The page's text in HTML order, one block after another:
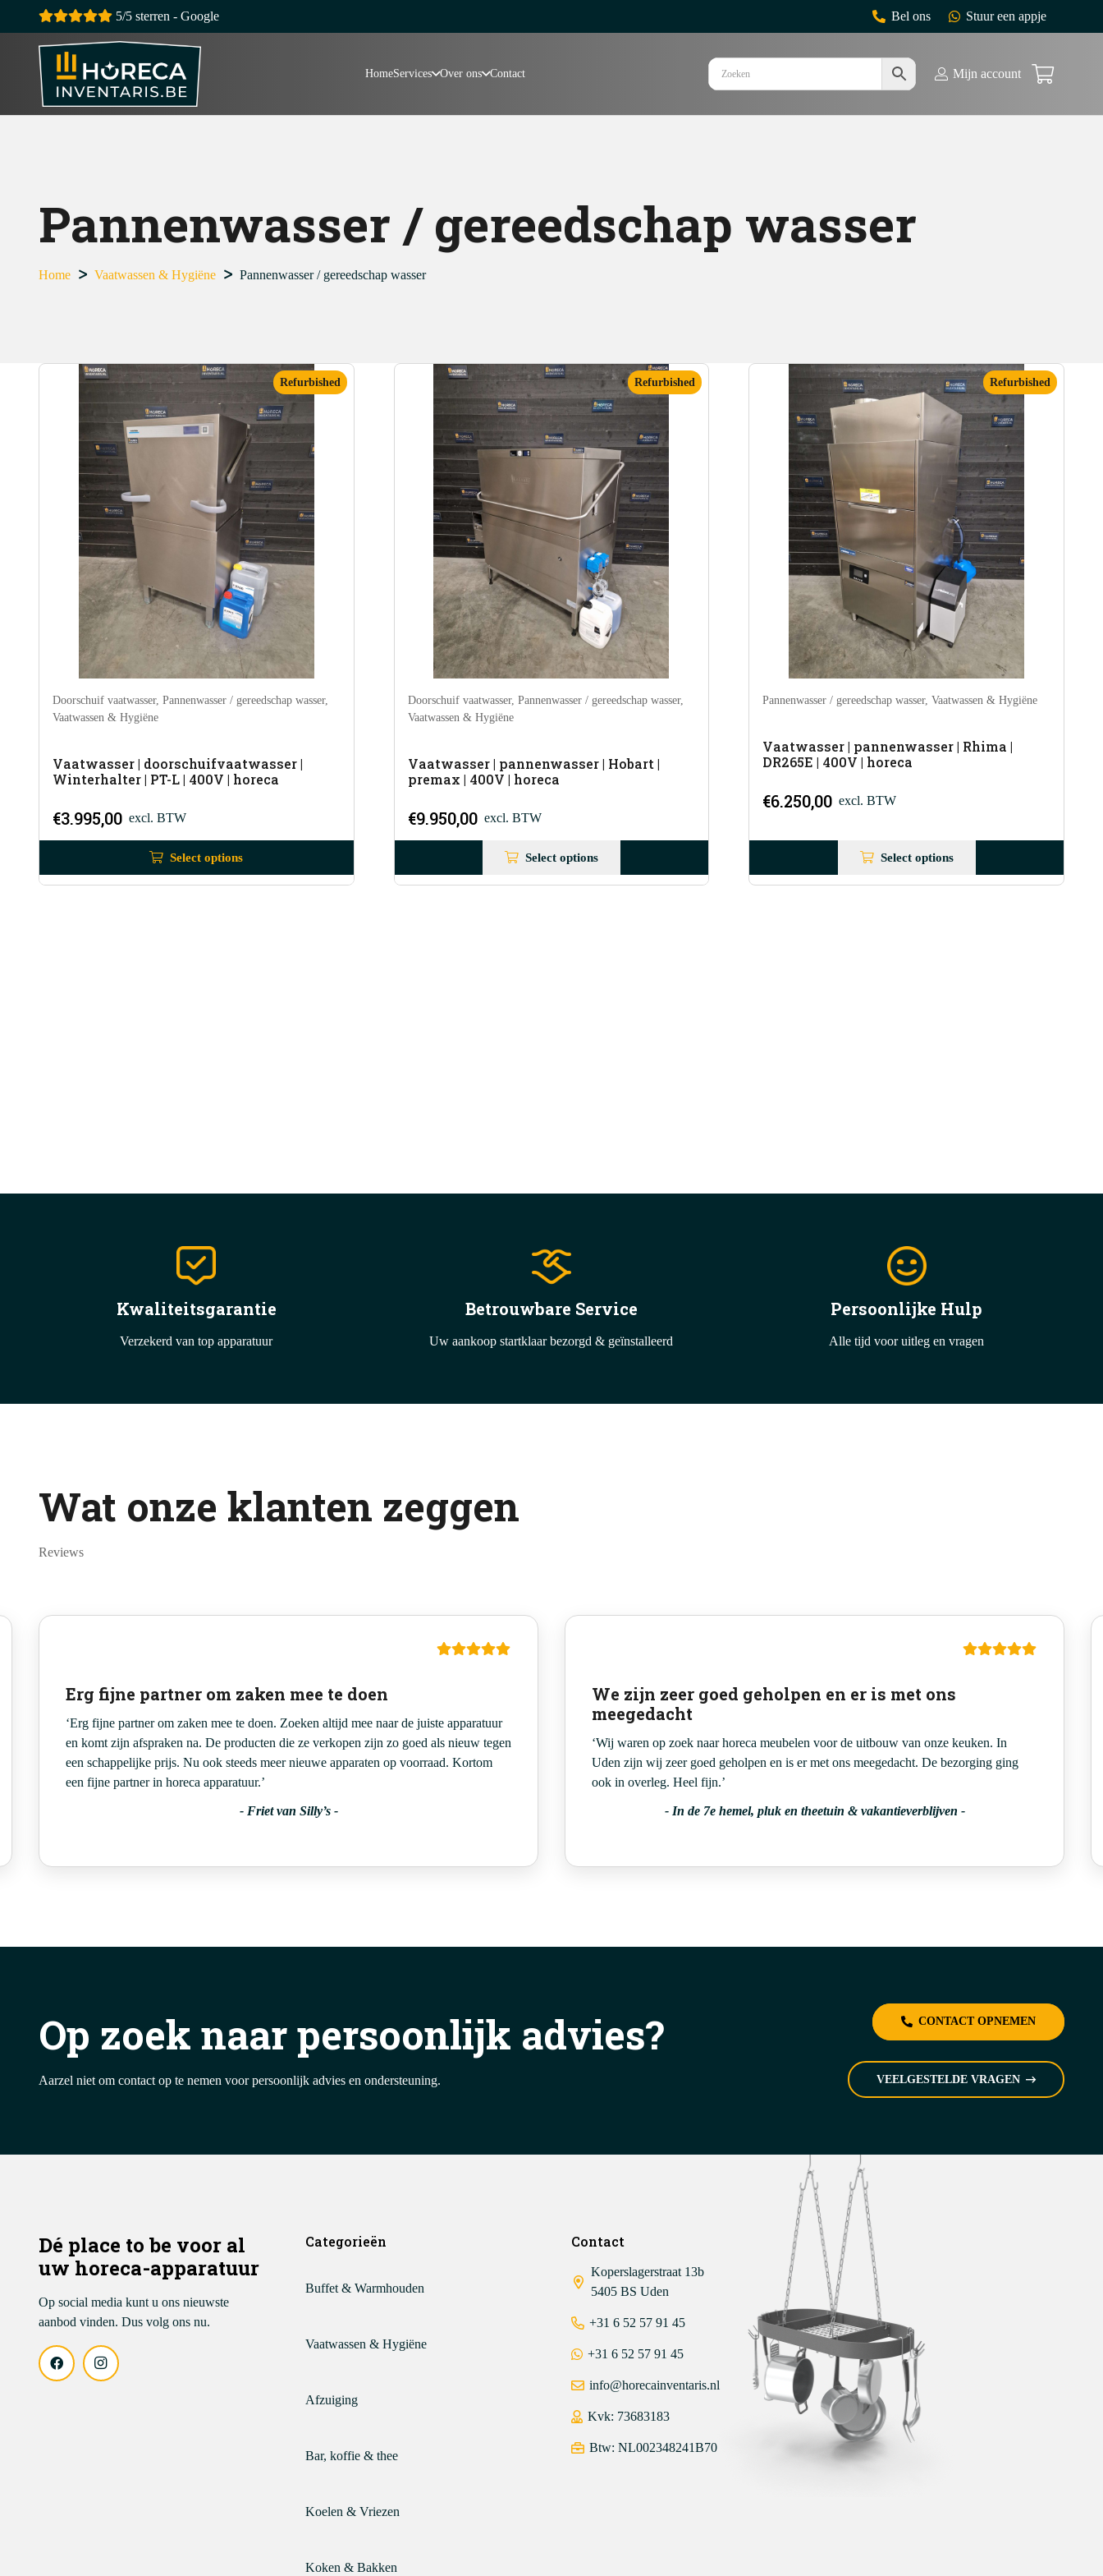
5/5 sterren - Google Bel ons Stuur een appje
HomeServices Over ons Contact Mijn account
Pannenwasser / gereedschap wasser
Home Vaatwassen & Hygiëne Pannenwasser / gereedschap wasser
Doorschuif vaatwasser, Pannenwasser / gereedschap wasser,
Vaatwassen & Hygiëne
Vaatwasser | doorschuifvaatwasser |
Winterhalter | PT-L | 400V | horeca
€3.995,00 excl. BTW
Select options
Refurbished
Doorschuif vaatwasser, Pannenwasser / gereedschap wasser,
Vaatwassen & Hygiëne
Vaatwasser | pannenwasser | Hobart |
premax | 400V | horeca
€9.950,00 excl. BTW
Select options
Refurbished
Pannenwasser / gereedschap wasser,Vaatwassen & Hygiëne
Vaatwasser | pannenwasser | Rhima |
DR265E | 400V | horeca
€6.250,00 excl. BTW
Select options
Refurbished
Kwaliteitsgarantie
Verzekerd van top apparatuur
Betrouwbare Service
Uw aankoop startklaar bezorgd & geïnstalleerd
Persoonlijke Hulp
Alle tijd voor uitleg en vragen
Wat onze klanten zeggen
Reviews
Erg fijne partner om zaken mee te doen
‘Erg fijne partner om zaken mee te doen. Zoeken altijd mee naar de juiste apparatuur
en komt zijn afspraken na. De producten die ze verkopen zijn zo goed als nieuw tegen
een schappelijke prijs. Nu ook steeds meer nieuwe apparaten op voorraad. Kortom
een fijne partner in horeca apparatuur.’
- Friet van Silly’s-
We zijn zeer goed geholpen en er is met ons
meegedacht
‘Wij waren op zoek naar horeca meubelen voor de uitbouw van onze keuken. In
Uden zijn wij zeer goed geholpen en is er met ons meegedacht. De bezorging ging
ook in overleg. Heel fijn.’
- In de 7e hemel, pluk en theetuin & vakantieverblijven -
Op zoek naar persoonlijk advies?
Aarzel niet om contact op te nemen voor persoonlijk advies en ondersteuning.
CONTACT OPNEMEN
VEELGESTELDE VRAGEN
Dé place to be voor al
uw horeca-apparatuur
Op social media kunt u ons nieuwste
aanbod vinden. Dus volg ons nu.
Categorieën
Buffet & Warmhouden
Vaatwassen & Hygiëne
Afzuiging
Bar, koffie & thee
Koelen & Vriezen
Koken & Bakken
Contact
Koperslagerstraat 13b
5405 BS Uden
+31 6 52 57 91 45
+31 6 52 57 91 45
info@horecainventaris.nl
Kvk: 73683183
Btw: NL002348241B70